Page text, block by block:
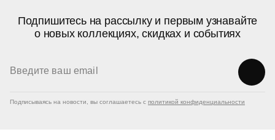
Подпишитесь на рассылку и первым узнавайте
о новых коллекциях, скидках и событиях
Подписываясь на новости, вы соглашаетесь с политикой конфиденциальности